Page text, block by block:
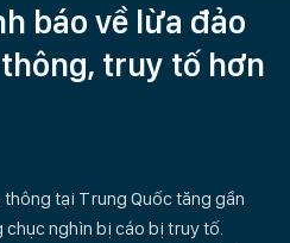
báo về lừa đảo
truy tố hơn
tại Trung Quốc tăng gần
chục nghìn bị cáo bị truy tố.